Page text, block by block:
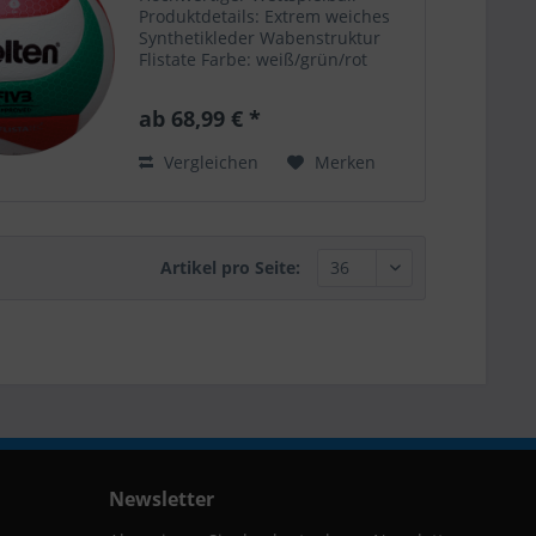
Produktdetails: Extrem weiches
Synthetikleder Wabenstruktur
Flistate Farbe: weiß/grün/rot
Hervorragende
genehmigt DVV1...
ab 68,99 € *
Vergleichen Merken
Artikel pro Seite:
Newsletter